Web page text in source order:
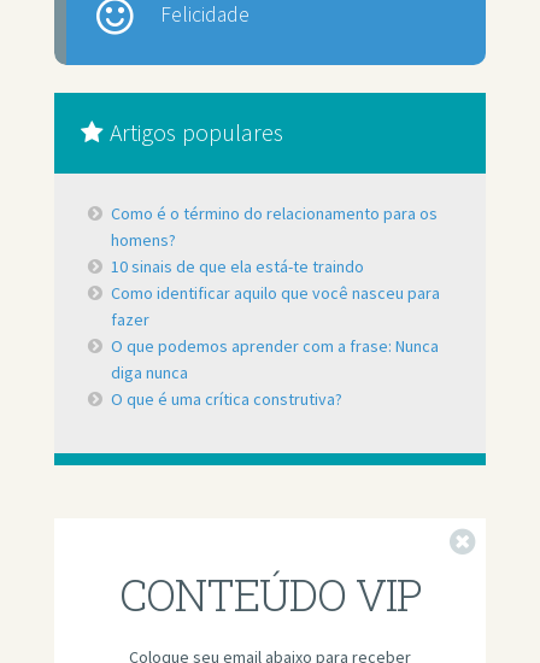
Felicidade
Artigos populares
Como é o término do relacionamento para os
homens?
10 sinais de que ela está-te traindo
Como identificar aquilo que você nasceu para
fazer
O que podemos aprender com a frase: Nunca
diga nunca
O que é uma crítica construtiva?
CONTEÚDO VIP
Coloque seu email abaixo para receber